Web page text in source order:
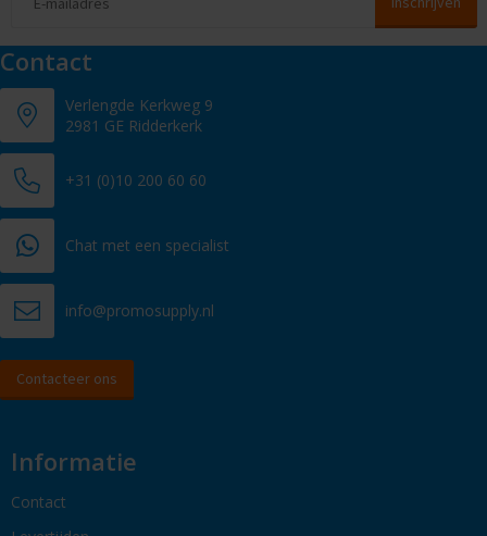
Contact
Verlengde Kerkweg 9
2981 GE Ridderkerk
+31 (0)10 200 60 60
Chat met een specialist
info@promosupply.nl
Contacteer ons
Informatie
Contact